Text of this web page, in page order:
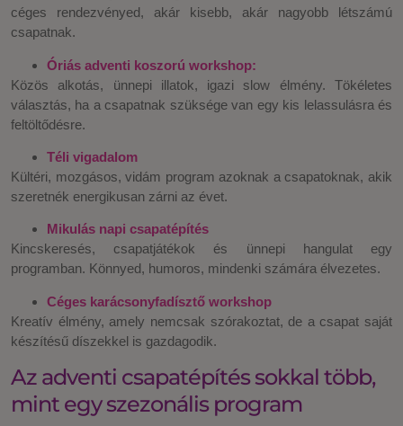
céges rendezvényed, akár kisebb, akár nagyobb létszámú
csapatnak.
Óriás adventi koszorú workshop:
Közös alkotás, ünnepi illatok, igazi slow élmény. Tökéletes
választás, ha a csapatnak szüksége van egy kis lelassulásra és
feltöltődésre.
Téli vigadalom
Kültéri, mozgásos, vidám program azoknak a csapatoknak, akik
szeretnék energikusan zárni az évet.
Mikulás napi csapatépítés
Kincskeresés, csapatjátékok és ünnepi hangulat egy
programban. Könnyed, humoros, mindenki számára élvezetes.
Céges karácsonyfadísztő workshop
Kreatív élmény, amely nemcsak szórakoztat, de a csapat saját
készítésű díszekkel is gazdagodik.
Az adventi csapatépítés sokkal több,
mint egy szezonális program